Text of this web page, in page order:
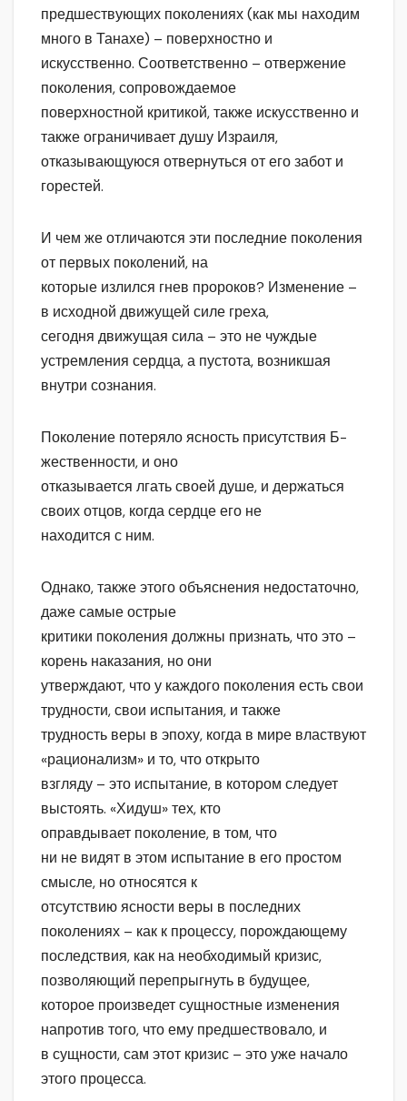
предшествующих поколениях (как мы находим
много в Танахе) – поверхностно и
искусственно. Соответственно – отвержение
поколения, сопровождаемое
поверхностной критикой, также искусственно и
также ограничивает душу Израиля,
отказывающуюся отвернуться от его забот и
горестей.
И чем же отличаются эти последние поколения
от первых поколений, на
которые излился гнев пророков? Изменение –
в исходной движущей силе греха,
сегодня движущая сила – это не чуждые
устремления сердца, а пустота, возникшая
внутри сознания.
Поколение потеряло ясность присутствия Б-
жественности, и оно
отказывается лгать своей душе, и держаться
своих отцов, когда сердце его не
находится с ним.
Однако, также этого объяснения недостаточно,
даже самые острые
критики поколения должны признать, что это –
корень наказания, но они
утверждают, что у каждого поколения есть свои
трудности, свои испытания, и также
трудность веры в эпоху, когда в мире властвуют
«рационализм» и то, что открыто
взгляду – это испытание, в котором следует
выстоять. «Хидуш» тех, кто
оправдывает поколение, в том, что
ни не видят в этом испытание в его простом
смысле, но относятся к
отсутствию ясности веры в последних
поколениях – как к процессу, порождающему
последствия, как на необходимый кризис,
позволяющий перепрыгнуть в будущее,
которое произведет сущностные изменения
напротив того, что ему предшествовало, и
в сущности, сам этот кризис – это уже начало
этого процесса.